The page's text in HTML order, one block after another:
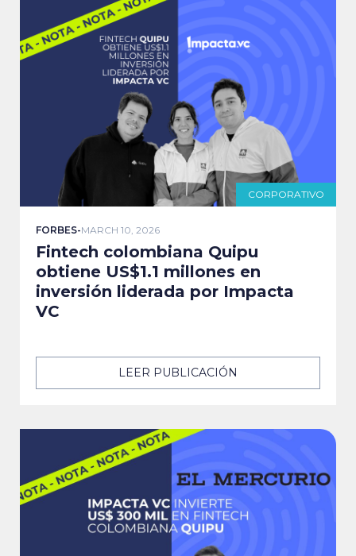
CORPORATIVO
FORBES-MARCH 10, 2026
Fintech colombiana Quipu
obtiene US$1.1 millones en
inversión liderada por Impacta
VC
LEER PUBLICACIÓN